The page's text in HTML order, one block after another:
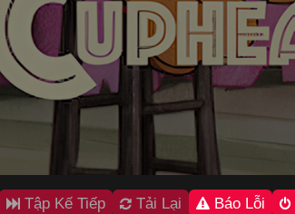
Tập Kế Tiếp Tải Lại Báo Lỗi